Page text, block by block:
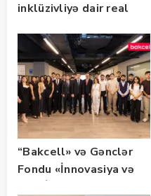
inklüzivliyə dair real
təqdim edilir
“Bakcell» və Gənclər
Fondu «İnnovasiya və